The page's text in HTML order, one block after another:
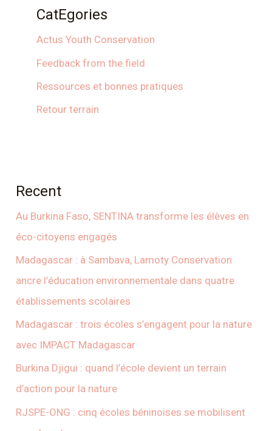
CatEgories
Actus Youth Conservation
Feedback from the field
Ressources et bonnes pratiques
Retour terrain
Recent
Au Burkina Faso, SENTINA transforme les élèves en
éco-citoyens engagés
Madagascar : à Sambava, Lamoty Conservation
ancre l’éducation environnementale dans quatre
établissements scolaires
Madagascar : trois écoles s’engagent pour la nature
avec IMPACT Madagascar
Burkina Djigui : quand l’école devient un terrain
d’action pour la nature
RJSPE-ONG : cinq écoles béninoises se mobilisent